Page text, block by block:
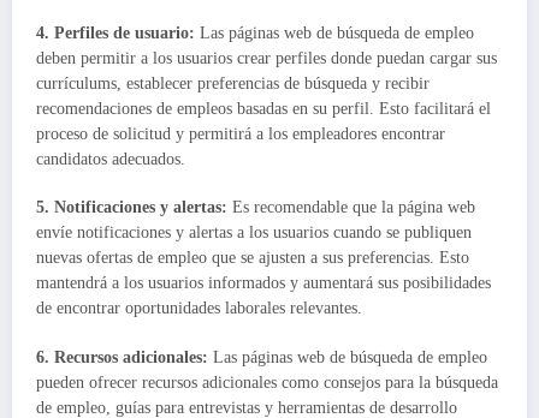
4. Perfiles de usuario: Las páginas web de búsqueda de empleo
deben permitir a los usuarios crear perfiles donde puedan cargar sus
currículums, establecer preferencias de búsqueda y recibir
recomendaciones de empleos basadas en su perfil. Esto facilitará el
proceso de solicitud y permitirá a los empleadores encontrar
candidatos adecuados.
5. Notificaciones y alertas: Es recomendable que la página web
envíe notificaciones y alertas a los usuarios cuando se publiquen
nuevas ofertas de empleo que se ajusten a sus preferencias. Esto
mantendrá a los usuarios informados y aumentará sus posibilidades
de encontrar oportunidades laborales relevantes.
6. Recursos adicionales: Las páginas web de búsqueda de empleo
pueden ofrecer recursos adicionales como consejos para la búsqueda
de empleo, guías para entrevistas y herramientas de desarrollo